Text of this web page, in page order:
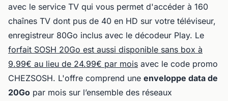
avec le service TV qui vous permet d'accéder à 160
chaînes TV dont pus de 40 en HD sur votre téléviseur,
enregistreur 80Go inclus avec le décodeur Play. Le
forfait SOSH 20Go est aussi disponible sans box à
9.99€ au lieu de 24.99€ par mois avec le code promo
CHEZSOSH. L'offre comprend une enveloppe data de
20Go par mois sur l’ensemble des réseaux